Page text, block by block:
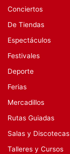
Conciertos
De Tiendas
Espectáculos
Festivales
Deporte
Ferias
Mercadillos
Rutas Guiadas
Salas y Discotecas
Talleres y Cursos